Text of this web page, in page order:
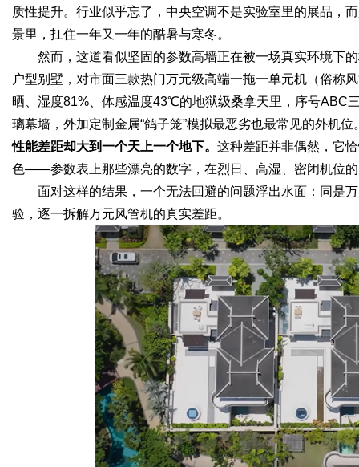
d
质性提升。行业似乎忘了，中央空调不是实验室里的展品，
景里，扛住一年又一年的酷暑与寒冬。
然而，这道看似坚固的参数高墙正在被一场真实环境下
户型别墅，对市面三款热门万元级高端一拖一单元机（俗称
晒、湿度81%、体感温度43℃的地狱级桑拿天里，序号ABC
璃幕墙，外加定制金属“鸽子笼”模拟最恶劣也最常见的外机位
性能差距却大到一个天上一个地下。 这种差距并非偶然，它
色——参数表上那些漂亮的数字，在烈日、高湿、密闭机位
面对这样的结果，一个无法回避的问题浮出水面：同是
验，逐一拆解万元风管机的真实差距。